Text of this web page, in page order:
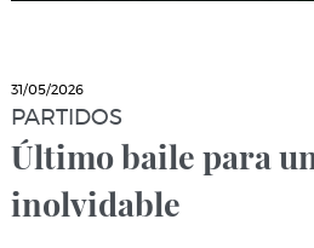
31/05/2026
PARTIDOS
Último baile para
inolvidable